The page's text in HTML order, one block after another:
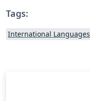
Tags:
International Languages